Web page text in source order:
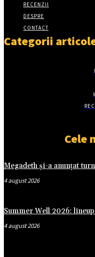
RECENZII
DESPRE
CONTACT
Categorii
Cele
Megadeth și-a anunțat
4 august 2026
Summer Well 2026:
4 august 2026